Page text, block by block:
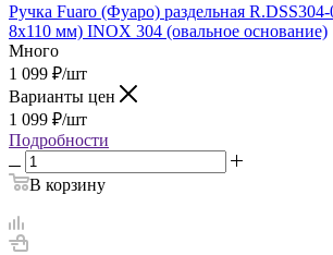
Ручка Fuaro (Фуаро) раздельная
8х110 мм) INOX 304 (овальное основание)
Много
1 099 ₽/шт
Варианты цен
1 099 ₽/шт
Подробности
В корзину